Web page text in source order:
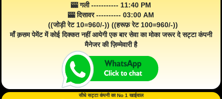
🎰 गली ----------- 11:40 PM
🎰 दिसावर ---------- 03:00 AM
((जोड़ी रेट 10=960/-)) ((हरूफ़ रेट 100=960/-))
माँ क़सम पेमेंट में कोई दिक्कत नहीं आयेगी एक बार सेवा का मोका जरूर दे सट्टा कंपनी
मैनेजर की ज़िम्मेवारी है
सीधे सट्टा कंपनी का No 1 खाईवाल